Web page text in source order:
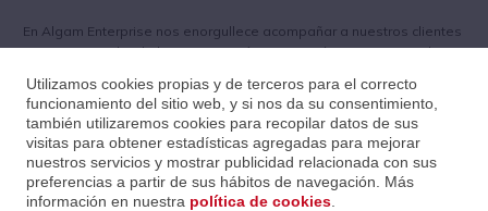
En Algam Enterprise nos enorgullece acompañar a nuestros clientes
en proyectos donde la exigencia técnica es máxima. Un ejemplo
Antonio Orozcoen elPalau Sant Jordi de Barcelona, dos fechas
históricas consoldout que reunieron a más de47.000 personas.
Para un recinto tan complejo acústicamente, la empresaRampa
Huesca,confió en la potencia y precisión deJBL Professionalpara
garantizar una experiencia sonora impecable.
Utilizamos cookies propias y de terceros para el correcto
funcionamiento del sitio web, y si nos da su consentimiento,
también utilizaremos cookies para recopilar datos de sus
visitas para obtener estadísticas agregadas para mejorar
nuestros servicios y mostrar publicidad relacionada con sus
preferencias a partir de sus hábitos de navegación. Más
información en nuestra política de cookies